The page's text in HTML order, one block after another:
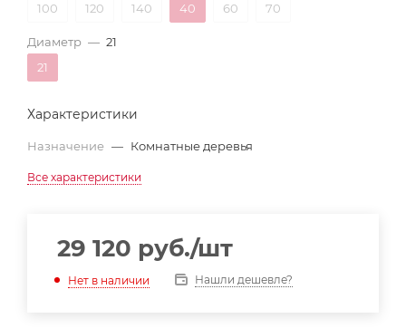
100
120 140 40 60 70
Диаметр — 21
21
Характеристики
Назначение — Комнатные деревья
Все характеристики
29 120 руб./шт
Нет в наличии Нашли дешевле?